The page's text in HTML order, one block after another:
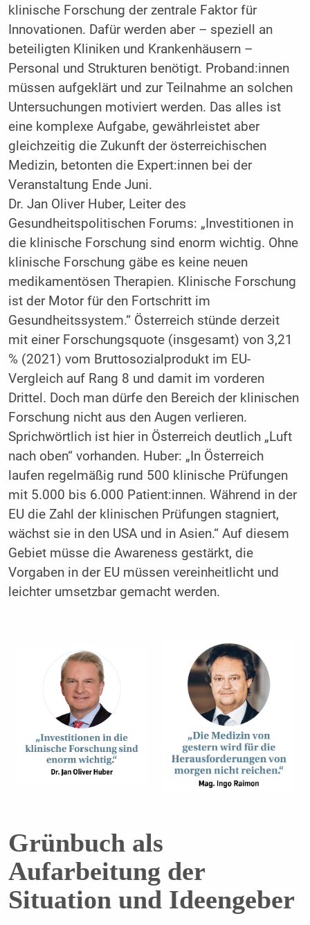
klinische Forschung der zentrale Faktor für
Innovationen. Dafür werden aber – speziell an
beteiligten Kliniken und Krankenhäusern –
Personal und Strukturen benötigt. Proband:innen
müssen aufgeklärt und zur Teilnahme an solchen
Untersuchungen motiviert werden. Das alles ist
eine komplexe Aufgabe, gewährleistet aber
gleichzeitig die Zukunft der österreichischen
Medizin, betonten die Expert:innen bei der
Veranstaltung Ende Juni.
Dr. Jan Oliver Huber, Leiter des
Gesundheitspolitischen Forums: „Investitionen in
die klinische Forschung sind enorm wichtig. Ohne
klinische Forschung gäbe es keine neuen
medikamentösen Therapien. Klinische Forschung
ist der Motor für den Fortschritt im
Gesundheitssystem.“ Österreich stünde derzeit
mit einer Forschungsquote (insgesamt) von 3,21
% (2021) vom Bruttosozialprodukt im EU-
Vergleich auf Rang 8 und damit im vorderen
Drittel. Doch man dürfe den Bereich der klinischen
Forschung nicht aus den Augen verlieren.
Sprichwörtlich ist hier in Österreich deutlich „Luft
nach oben“ vorhanden. Huber: „In Österreich
laufen regelmäßig rund 500 klinische Prüfungen
mit 5.000 bis 6.000 Patient:innen. Während in der
EU die Zahl der klinischen Prüfungen stagniert,
wächst sie in den USA und in Asien.“ Auf diesem
Gebiet müsse die Awareness gestärkt, die
Vorgaben in der EU müssen vereinheitlicht und
leichter umsetzbar gemacht werden.
Grünbuch als
Aufarbeitung der
Situation und Ideengeber